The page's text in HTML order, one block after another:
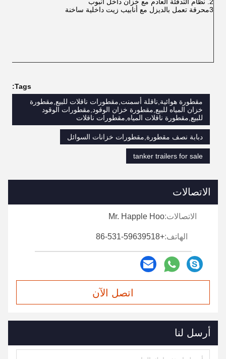
3محرقة تعمل بالديزل مع أنابيب زيت داخلية ساخنة
Tags:
مقطورة هوائية,ناقلة أسمنت,مقطورات ناقلات للبيع,مقطورة
خزان المياه للبيع,مقطورة خزان الوقود,مقطورات الوقود
للبيع,مقطورة ناقلات المياه,مقطورات ناقلات
دبابة نصف مقطورة,مقطورات خزانات السوائل
tanker trailers for sale
الاتصالات
الاتصالات:Mr. Happle Hoo
الهاتف:+86-531-59639518
اتصل الآن
أرسل لنا